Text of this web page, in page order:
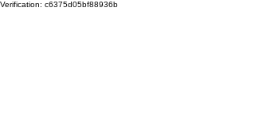
Verification: c6375d05bf88936b